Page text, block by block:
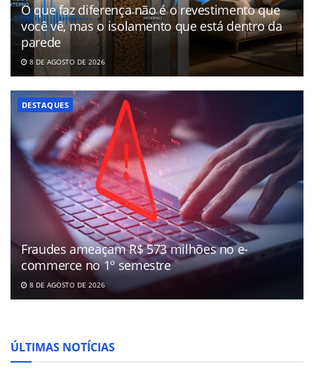
O que faz diferença não é o revestimento que
você vê, mas o isolamento que está dentro da
parede
8 DE AGOSTO DE 2026
DESTAQUES
Fraudes ameaçam R$ 573 milhões no e-
commerce no 1º semestre
8 DE AGOSTO DE 2026
ÚLTIMAS NOTÍCIAS